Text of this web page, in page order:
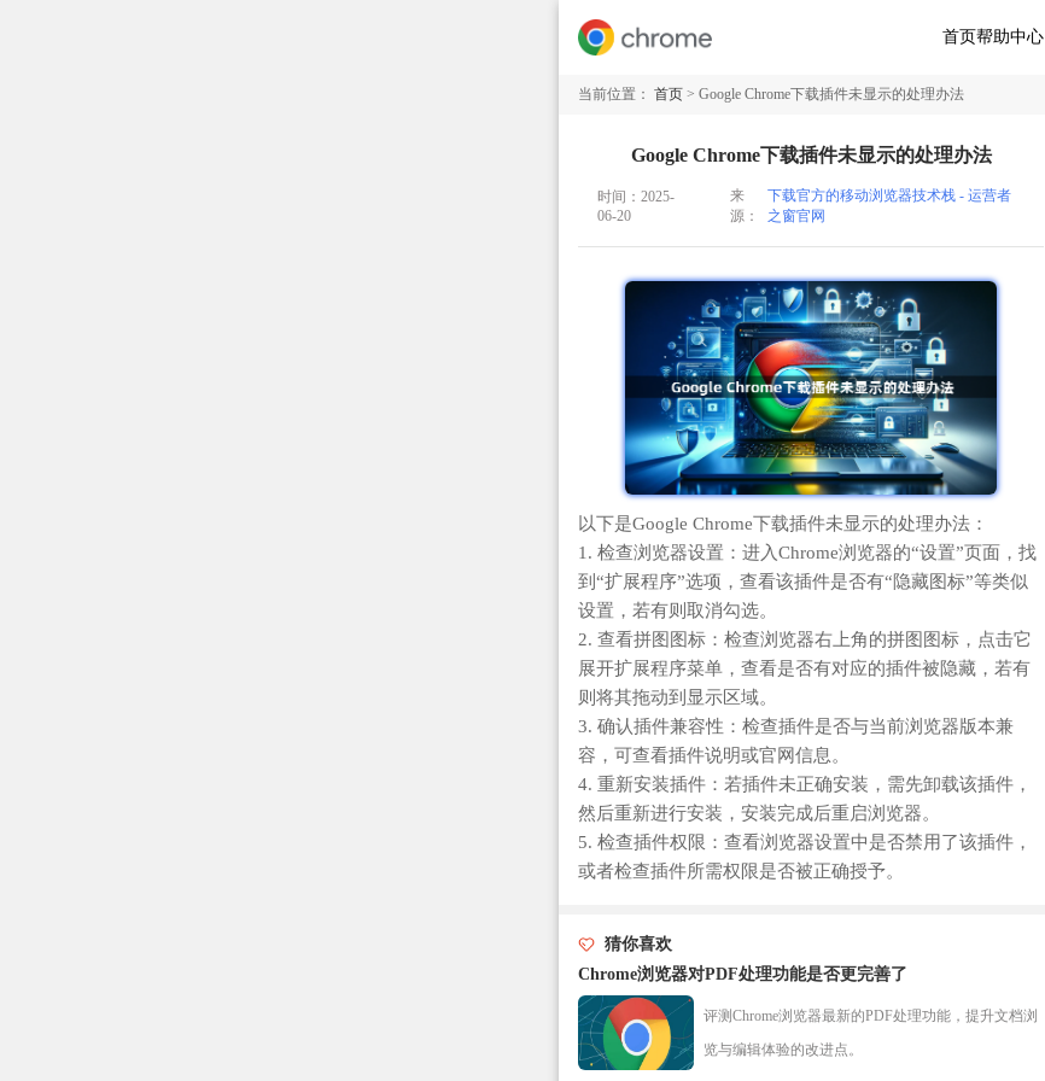
首页帮助中心
当前位置： 首页 > Google Chrome下载插件未显示的处理办法
Google Chrome下载插件未显示的处理办法
时间：2025-
06-20
来
源：
下载官方的移动浏览器技术栈 - 运营者
之窗官网
以下是Google Chrome下载插件未显示的处理办法：
1. 检查浏览器设置：进入Chrome浏览器的“设置”页面，找
到“扩展程序”选项，查看该插件是否有“隐藏图标”等类似
设置，若有则取消勾选。
2. 查看拼图图标：检查浏览器右上角的拼图图标，点击它
展开扩展程序菜单，查看是否有对应的插件被隐藏，若有
则将其拖动到显示区域。
3. 确认插件兼容性：检查插件是否与当前浏览器版本兼
容，可查看插件说明或官网信息。
4. 重新安装插件：若插件未正确安装，需先卸载该插件，
然后重新进行安装，安装完成后重启浏览器。
5. 检查插件权限：查看浏览器设置中是否禁用了该插件，
或者检查插件所需权限是否被正确授予。
猜你喜欢
Chrome浏览器对PDF处理功能是否更完善了
评测Chrome浏览器最新的PDF处理功能，提升文档浏
览与编辑体验的改进点。